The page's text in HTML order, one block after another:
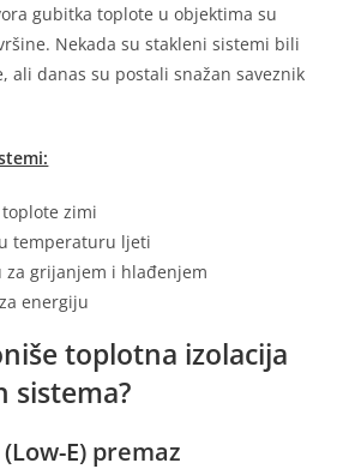
gubitka toplote u objektima su
Nekada su stakleni sistemi bili
ali danas su postali snažan saveznik
zimi
temperaturu ljeti
grijanjem i hlađenjem
energiju
toplotna izolacija
sistema?
E) premaz